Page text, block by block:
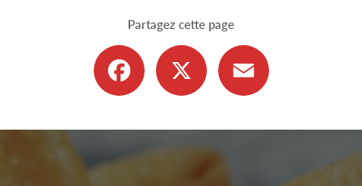
Partagez cette page
Facebook